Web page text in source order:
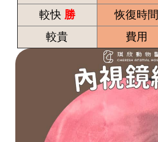
較快 勝 恢復時間
較貴
費用